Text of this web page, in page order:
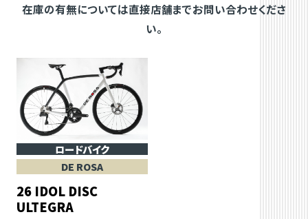
在庫の有無については直接店舗までお問い合わせくださ
い。
ロードバイク
DE ROSA
26 IDOL DISC
ULTEGRA